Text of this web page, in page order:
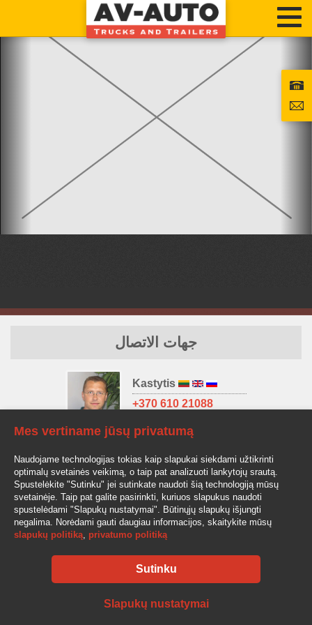
جهات الاتصال
Kastytis
+370 610 21088
+370 685 32966
antanas.stake@av-auto.lt
AV-AUTO, "Amžinos vertybės", UAB Lentvario g. 77, LT-25128 Vilnius
Tel.: +370 610 210 88
info@av-auto.lt
Mes vertiname jūsų privatumą
Naudojame technologijas tokias kaip slapukai siekdami užtikrinti
optimalų svetainės veikimą, o taip pat analizuoti lankytojų srautą.
Spustelėkite "Sutinku" jei sutinkate naudoti šią technologiją mūsų
svetainėje. Taip pat galite pasirinkti, kuriuos slapukus naudoti
spustelėdami "Slapukų nustatymai". Būtinųjų slapukų išjungti
negalima. Norėdami gauti daugiau informacijos, skaitykite mūsų
slapukų politiką, privatumo politiką
Sutinku
Slapukų nustatymai